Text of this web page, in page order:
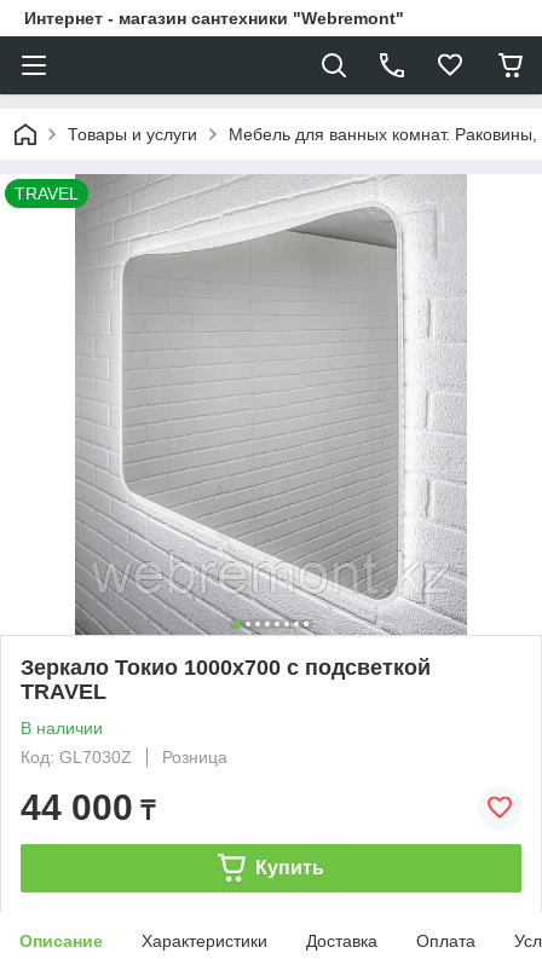
Интернет - магазин сантехники "Webremont"
Товары и услуги Мебель для ванных комнат.
TRAVEL
Зеркало Токио 1000х700 с подсветкой
TRAVEL
В наличии
Код: GL7030Z
Розница
44 000 ₸
Купить
Описание Характеристики Доставка Оплата